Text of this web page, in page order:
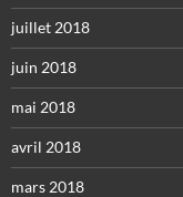
juillet 2018
juin 2018
mai 2018
avril 2018
mars 2018